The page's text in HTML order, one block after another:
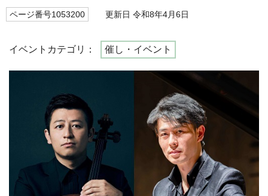
ページ番号1053200 更新日 令和8年4月6日
イベントカテゴリ： 催し・イベント